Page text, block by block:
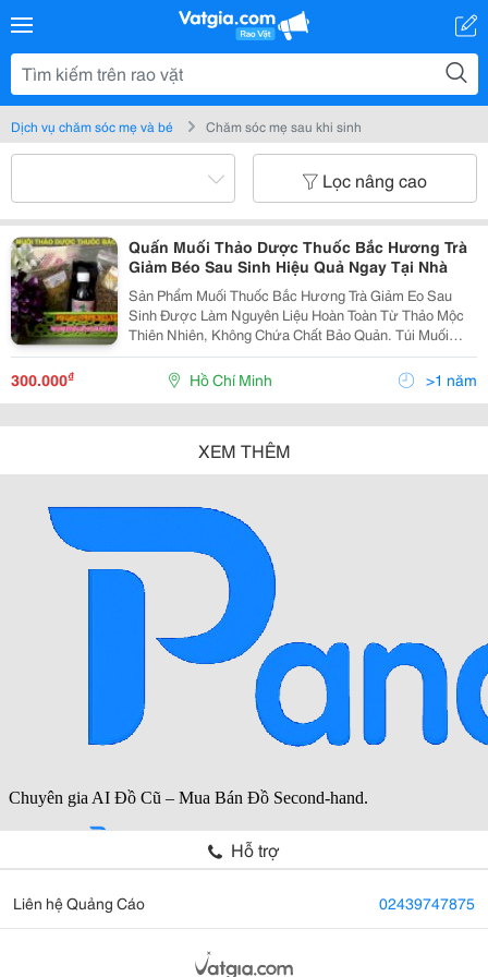
Dịch vụ chăm sóc mẹ và bé Chăm sóc mẹ sau khi sinh
Lọc nâng cao
Quấn Muối Thảo Dược Thuốc Bắc Hương Trà
Giảm Béo Sau Sinh Hiệu Quả Ngay Tại Nhà
Sản Phẩm Muối Thuốc Bắc Hương Trà Giảm Eo Sau
Sinh Được Làm Nguyên Liệu Hoàn Toàn Từ Thảo Mộc
Thiên Nhiên, Không Chứa Chất Bảo Quản. Túi Muối
Thảo Dược Thuốc Bắc Quấn, Chườm Bụng Cung Đình
Huế Giảm Mỡ Săn Bụng Hiệu Quả Kinh Ngạc Cho Phụ
300.000₫ Hồ Chí Minh >1 năm
XEM THÊM
Hỗ trợ
Liên hệ Quảng Cáo 02439747875